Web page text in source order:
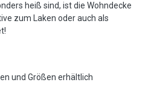
heiß sind, ist die Wohndecke
zum Laken oder auch als
und Größen erhältlich